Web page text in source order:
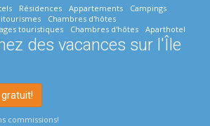
Résidences Appartements
Campings
Chambres d'hôtes
touristiques
Chambres d'hôtes Aparthotel
des vacances sur l'Île
gratuit!
commissions!